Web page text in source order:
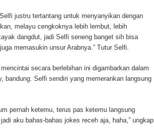
justru tertantang untuk menyanyikan dengan
melayu cengkoknya lebih lembut, lebih
dangdut, jadi Selfi seneng banget sih bisa
memasukin unsur Arabnya.” Tutur Selfi.
secara berlebihan ini digambarkan dalam
bandung. Selfi sendiri yang memerankan langsung
pernah ketemu, terus pas ketemu langsung
aku bahas-bahas jokes receh aja, haha,” ungkap